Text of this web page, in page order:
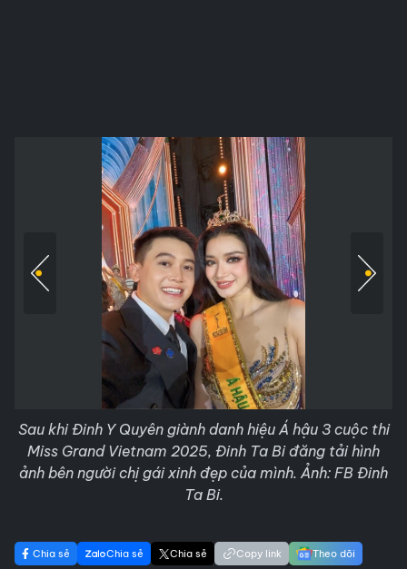
Sau khi Đinh Y Quyên giành danh hiệu Á hậu 3 cuộc thi
Miss Grand Vietnam 2025, Đinh Ta Bi đăng tải hình
ảnh bên người chị gái xinh đẹp của mình. Ảnh: FB Đinh
Ta Bi.
Chia sẻ Chia sẻ Chia sẻ Copy link Theo dõi